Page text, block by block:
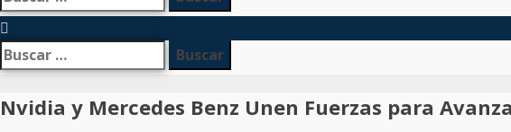
Nvidia y Mercedes Benz Unen Fuerzas para